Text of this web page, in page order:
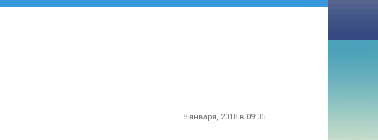
8 января, 2018 в 09:35